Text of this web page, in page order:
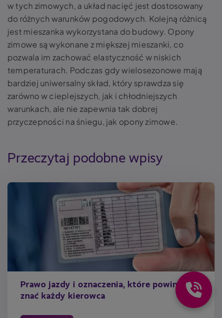
w tych zimowych, a układ nacięć jest dostosowany
do różnych warunków pogodowych. Kolejną różnicą
jest mieszanka wykorzystana do budowy. Opony
zimowe są wykonane z miększej mieszanki, co
pozwala im zachować elastyczność w niskich
temperaturach. Podczas gdy wielosezonowe mają
bardziej uniwersalny skład, który sprawdza się
zarówno w cieplejszych, jak i chłodniejszych
warunkach, ale nie zapewnia tak dobrej
przyczepności na śniegu, jak opony zimowe.
Przeczytaj podobne wpisy
Prawo jazdy i oznaczenia, które powinien
znać każdy kierowca